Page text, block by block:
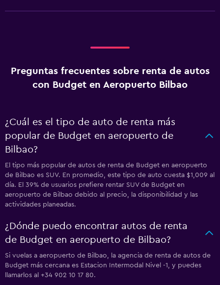
Preguntas frecuentes sobre renta de autos
con Budget en Aeropuerto Bilbao
¿Cuál es el tipo de auto de renta más
popular de Budget en aeropuerto de
Bilbao?
El tipo más popular de autos de renta de Budget en aeropuerto
de Bilbao es SUV. En promedio, este tipo de auto cuesta $1,009 al
día. El 39% de usuarios prefiere rentar SUV de Budget en
aeropuerto de Bilbao debido al precio, la disponibilidad y las
actividades planeadas.
¿Dónde puedo encontrar autos de renta
de Budget en aeropuerto de Bilbao?
Si vuelas a aeropuerto de Bilbao, la agencia de renta de autos de
Budget más cercana es Estacion Intermodal Nivel -1, y puedes
llamarlos al +34 902 10 17 80.